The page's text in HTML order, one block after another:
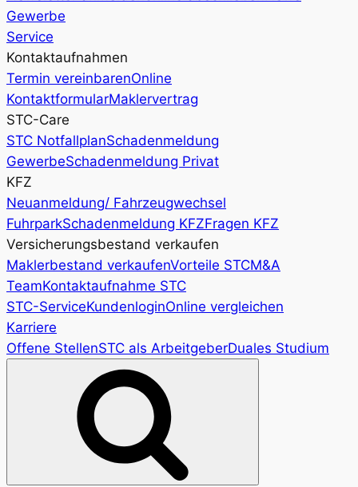
Gewerbe
Service
Kontaktaufnahmen
Termin vereinbarenOnline
KontaktformularMaklervertrag
STC-Care
STC NotfallplanSchadenmeldung
GewerbeSchadenmeldung Privat
KFZ
Neuanmeldung/ Fahrzeugwechsel
FuhrparkSchadenmeldung KFZFragen KFZ
Versicherungsbestand verkaufen
Maklerbestand verkaufenVorteile STCM&A
TeamKontaktaufnahme STC
STC-ServiceKundenloginOnline vergleichen
Karriere
Offene StellenSTC als ArbeitgeberDuales Studium